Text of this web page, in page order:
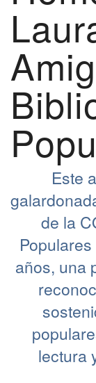
Este
de la
años, una
lectura